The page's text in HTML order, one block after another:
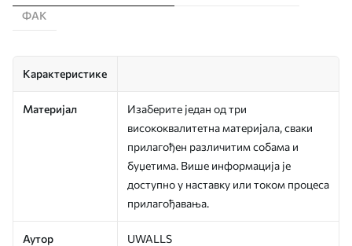
ФАК
Карактеристике
Материјал
Изаберите један од три
висококвалитетна материјала, сваки
прилагођен различитим собама и
буџетима. Више информација је
доступно у наставку или током процеса
прилагођавања.
Аутор UWALLS